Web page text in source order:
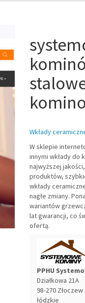
Wkłady
W sklepie
innymi wkłady do
najwyższej
produktów,
wkłady
nagłe zmiany.
wariantów
lat gwarancji, co
ofertą.
PPHU
Działkowa 21A
98-270 Złoczew
łódzkie